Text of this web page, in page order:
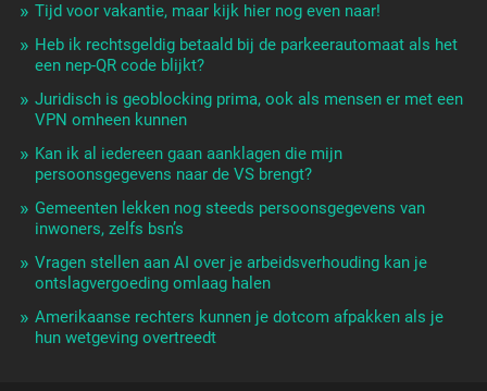
Tijd voor vakantie, maar kijk hier nog even naar!
Heb ik rechtsgeldig betaald bij de parkeerautomaat als het
een nep-QR code blijkt?
Juridisch is geoblocking prima, ook als mensen er met een
VPN omheen kunnen
Kan ik al iedereen gaan aanklagen die mijn
persoonsgegevens naar de VS brengt?
Gemeenten lekken nog steeds persoonsgegevens van
inwoners, zelfs bsn’s
Vragen stellen aan AI over je arbeidsverhouding kan je
ontslagvergoeding omlaag halen
Amerikaanse rechters kunnen je dotcom afpakken als je
hun wetgeving overtreedt